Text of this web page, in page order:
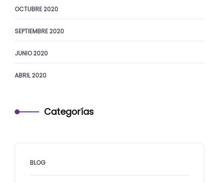
OCTUBRE 2020
SEPTIEMBRE 2020
JUNIO 2020
ABRIL 2020
Categorías
BLOG